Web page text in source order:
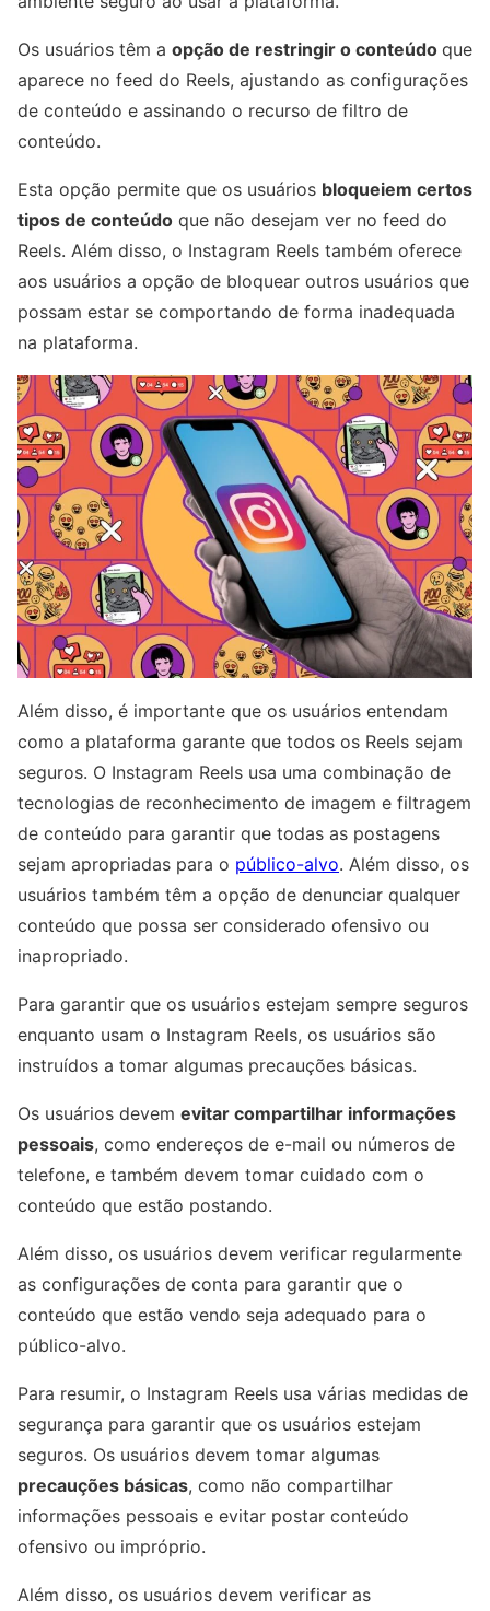
Os usuários têm a opção de restringir o conteúdo que
aparece no feed do Reels, ajustando as configurações
de conteúdo e assinando o recurso de filtro de
conteúdo.
Esta opção permite que os usuários bloqueiem certos
tipos de conteúdo que não desejam ver no feed do
Reels. Além disso, o Instagram Reels também oferece
aos usuários a opção de bloquear outros usuários que
possam estar se comportando de forma inadequada
na plataforma.
Além disso, é importante que os usuários entendam
como a plataforma garante que todos os Reels sejam
seguros. O Instagram Reels usa uma combinação de
tecnologias de reconhecimento de imagem e filtragem
de conteúdo para garantir que todas as postagens
sejam apropriadas para o público-alvo. Além disso, os
usuários também têm a opção de denunciar qualquer
conteúdo que possa ser considerado ofensivo ou
inapropriado.
Para garantir que os usuários estejam sempre seguros
enquanto usam o Instagram Reels, os usuários são
instruídos a tomar algumas precauções básicas.
Os usuários devem evitar compartilhar informações
pessoais, como endereços de e-mail ou números de
telefone, e também devem tomar cuidado com o
conteúdo que estão postando.
Além disso, os usuários devem verificar regularmente
as configurações de conta para garantir que o
conteúdo que estão vendo seja adequado para o
público-alvo.
Para resumir, o Instagram Reels usa várias medidas de
segurança para garantir que os usuários estejam
seguros. Os usuários devem tomar algumas
precauções básicas, como não compartilhar
informações pessoais e evitar postar conteúdo
ofensivo ou impróprio.
Além disso, os usuários devem verificar as